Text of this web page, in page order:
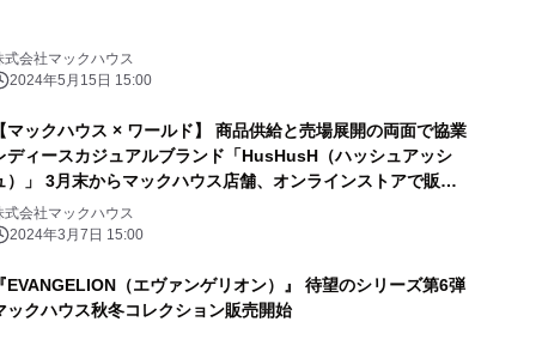
式会社マックハウス
2024年5月15日 15:00
マックハウス × ワールド】 商品供給と売場展開の両面で協業
ディースカジュアルブランド「HusHusH（ハッシュアッシ
）」 3月末からマックハウス店舗、オンラインストアで販売
始
式会社マックハウス
2024年3月7日 15:00
EVANGELION（エヴァンゲリオン）』 待望のシリーズ第6弾
ックハウス秋冬コレクション販売開始